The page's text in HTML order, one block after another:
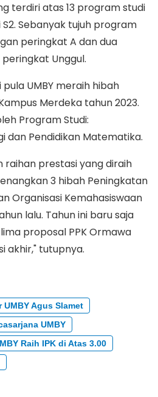
terdiri atas 13 program studi
Sebanyak tujuh program
peringkat A dan dua
Unggul.
UMBY meraih hibah
Merdeka tahun 2023.
Program Studi:
dan Pendidikan Matematika.
raihan prestasi yang diraih
3 hibah Peningkatan
Organisasi Kemahasiswaan
lalu. Tahun ini baru saja
proposal PPK Ormawa
akhir," tutupnya.
UMBY Agus Slamet
UMBY
Raih IPK di Atas 3.00